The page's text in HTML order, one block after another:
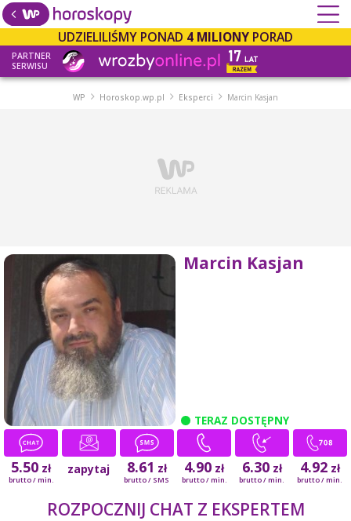
UDZIELILIŚMY PONAD 4 MILIONY PORAD
PARTNER
SERWISU
WP Horoskop.wp.pl Eksperci Marcin Kasjan
Marcin Kasjan
TERAZ DOSTĘPNY
5.50 zł
brutto / min.
zapytaj 8.61 zł
brutto / SMS
4.90 zł
brutto / min.
6.30 zł
brutto / min.
4.92 zł
brutto / min.
ROZPOCZNIJ CHAT Z EKSPERTEM